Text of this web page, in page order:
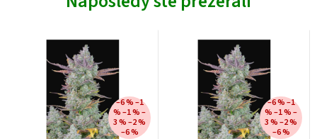
–6 % –1
% –1 % –
3 % –2 %
–6 %
–6 % –1
% –1 % –
3 % –2 %
–6 %